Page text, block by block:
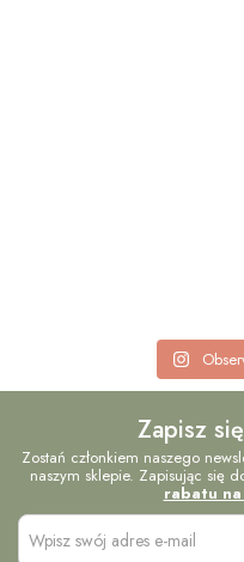
Zapisz
Zostań członkiem naszego
naszym sklepie. Zapisując się
rabatu na